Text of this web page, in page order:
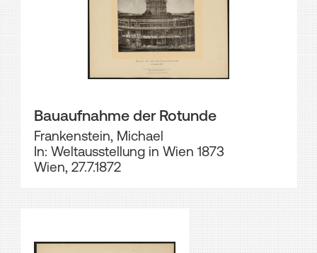
Bauaufnahme der Rotunde
Frankenstein, Michael
In: Weltausstellung in Wien 1873
Wien, 27.7.1872